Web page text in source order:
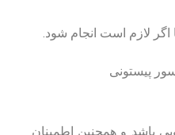
لازم است انجام شود.
باشد و همچنین اطمینان